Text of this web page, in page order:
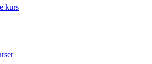
kurs